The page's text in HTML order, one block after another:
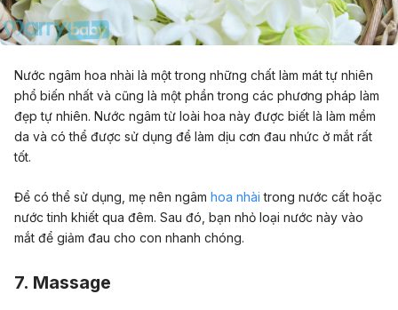
Nước ngâm hoa nhài là một trong những chất làm mát tự nhiên
phổ biến nhất và cũng là một phần trong các phương pháp làm
đẹp tự nhiên. Nước ngâm từ loài hoa này được biết là làm mềm
da và có thể được sử dụng để làm dịu cơn đau nhức ở mắt rất
tốt.
Để có thể sử dụng, mẹ nên ngâm hoa nhài trong nước cất hoặc
nước tinh khiết qua đêm. Sau đó, bạn nhỏ loại nước này vào
mắt để giảm đau cho con nhanh chóng.
7. Massage